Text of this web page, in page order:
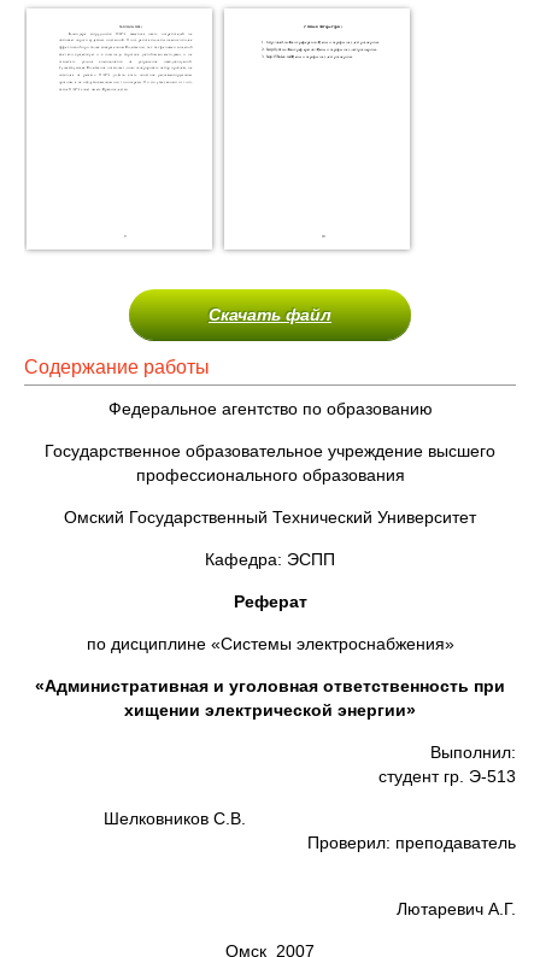
Скачать файл
Содержание работы
Федеральное агентство по образованию
Государственное образовательное учреждение высшего
профессионального образования
Омский Государственный Технический Университет
Кафедра: ЭСПП
Реферат
по дисциплине «Системы электроснабжения»
«Административная и уголовная ответственность при
хищении электрической энергии»
Выполнил:
студент гр. Э-513
Шелковников С.В.
Проверил: преподаватель
Лютаревич А.Г.
Омск 2007